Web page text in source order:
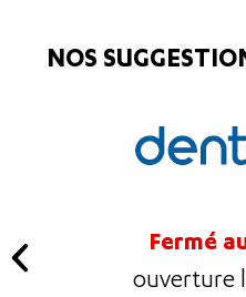
NOS
Fermé
ouverture